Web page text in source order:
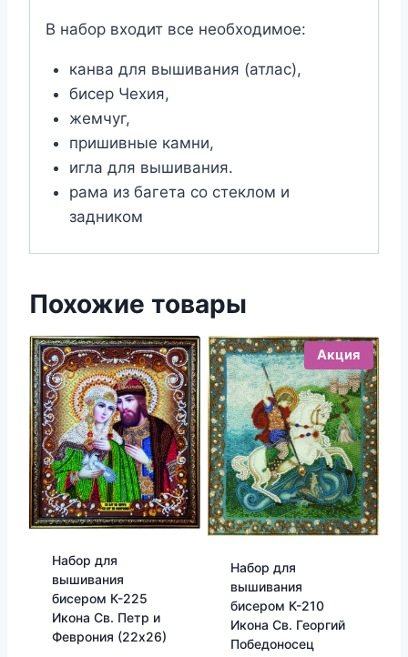
(10х13)
В набор входит все необходимое:
канва для вышивания (атлас),
бисер Чехия,
жемчуг,
пришивные камни,
игла для вышивания.
рама из багета со стеклом и
задником
Похожие товары
Набор для
вышивания
бисером К-225
Икона Св. Петр и
Феврония (22х26)
Акция
Набор для
вышивания
бисером К-210
Икона Св. Георгий
Победоносец